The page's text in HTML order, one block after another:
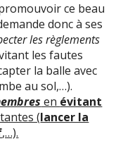
ce beau
donc à ses
les règlements
les fautes
la balle avec
au sol,…).
en évitant
(lancer la
,…).